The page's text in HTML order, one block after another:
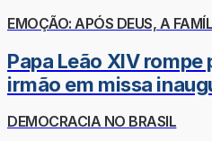
EMOÇÃO: APÓS DEUS, A
Papa Leão XIV
irmão em missa
DEMOCRACIA NO BRASIL